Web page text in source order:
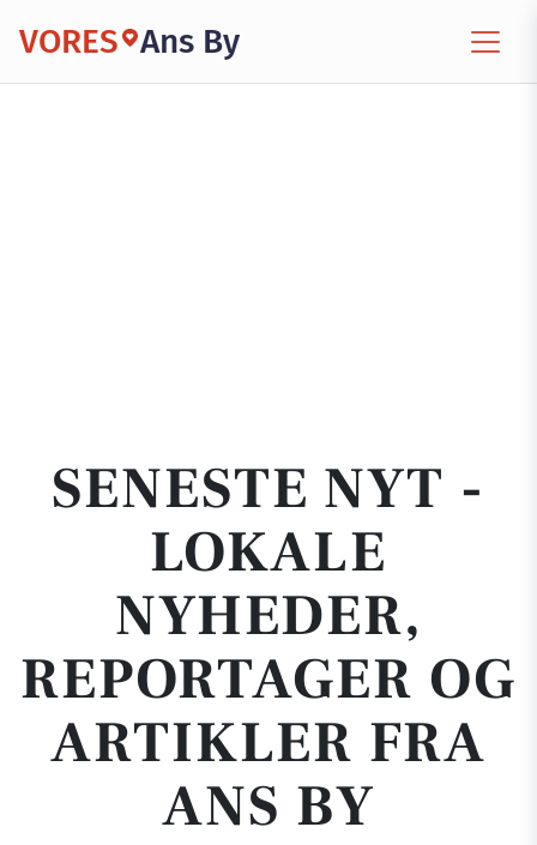
VORES Ans By
SENESTE NYT -
LOKALE
NYHEDER,
REPORTAGER OG
ARTIKLER FRA
ANS BY